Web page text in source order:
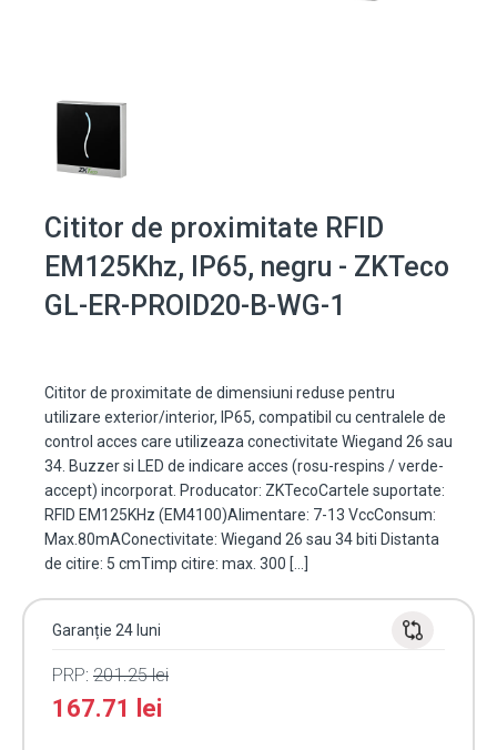
Cititor de proximitate RFID
EM125Khz, IP65, negru - ZKTeco
GL-ER-PROID20-B-WG-1
Cititor de proximitate de dimensiuni reduse pentru
utilizare exterior/interior, IP65, compatibil cu centralele de
control acces care utilizeaza conectivitate Wiegand 26 sau
34. Buzzer si LED de indicare acces (rosu-respins / verde-
accept) incorporat. Producator: ZKTecoCartele suportate:
RFID EM125KHz (EM4100)Alimentare: 7-13 VccConsum:
Max.80mAConectivitate: Wiegand 26 sau 34 biti Distanta
de citire: 5 cmTimp citire: max. 300 […]
Garanție 24 luni
PRP: 201.25lei
167.71 lei